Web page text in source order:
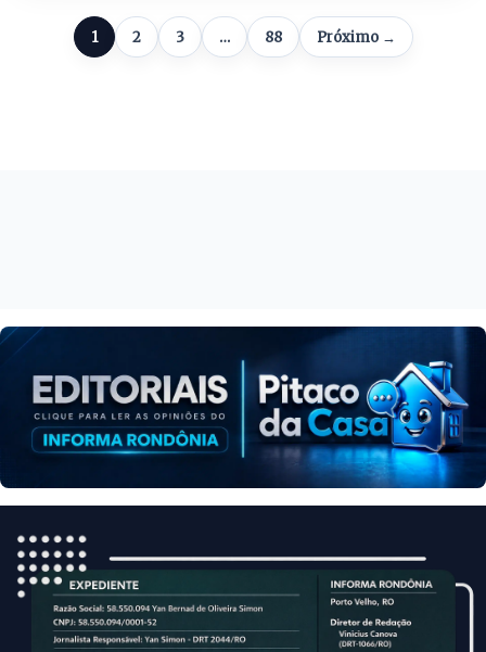
1 2 3 … 88 Próximo →